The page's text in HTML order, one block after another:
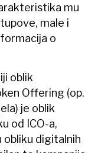
mu
male i
o
oblik
Offering (op.
je oblik
od ICO-a,
obliku digitalnih